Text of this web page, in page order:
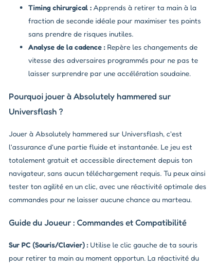
Timing chirurgical : Apprends à retirer ta main à la
fraction de seconde idéale pour maximiser tes points
sans prendre de risques inutiles.
Analyse de la cadence : Repère les changements de
vitesse des adversaires programmés pour ne pas te
laisser surprendre par une accélération soudaine.
Pourquoi jouer à Absolutely hammered sur
Universflash ?
Jouer à Absolutely hammered sur Universflash, c'est
l'assurance d'une partie fluide et instantanée. Le jeu est
totalement gratuit et accessible directement depuis ton
navigateur, sans aucun téléchargement requis. Tu peux ainsi
tester ton agilité en un clic, avec une réactivité optimale des
commandes pour ne laisser aucune chance au marteau.
Guide du Joueur : Commandes et Compatibilité
Sur PC (Souris/Clavier) : Utilise le clic gauche de ta souris
pour retirer ta main au moment opportun. La réactivité du